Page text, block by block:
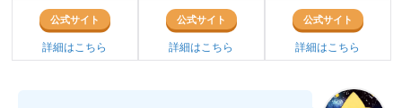
公式サイト
詳細はこちら
公式サイト
詳細はこちら
公式サイト
詳細はこちら